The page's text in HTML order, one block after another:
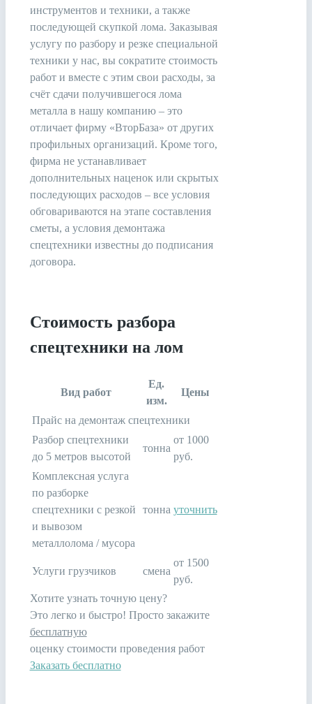
инструментов и техники, а также
последующей скупкой лома. Заказывая
услугу по разбору и резке специальной
техники у нас, вы сократите стоимость
работ и вместе с этим свои расходы, за
счёт сдачи получившегося лома
металла в нашу компанию – это
отличает фирму «ВторБаза» от других
профильных организаций. Кроме того,
фирма не устанавливает
дополнительных наценок или скрытых
последующих расходов – все условия
обговариваются на этапе составления
сметы, а условия демонтажа
спецтехники известны до подписания
договора.
Стоимость разбора
спецтехники на лом
Вид работ
Ед.
изм.
Цены
Прайс на демонтаж спецтехники
Разбор спецтехники
до 5 метров высотой
тонна
от 1000
руб.
Комплексная услуга
по разборке
спецтехники с резкой
и вывозом
металлолома / мусора
тонна уточнить
Услуги грузчиков смена
от 1500
руб.
Хотите узнать точную цену?
Это легко и быстро! Просто закажите
бесплатную
оценку стоимости проведения работ
Заказать бесплатно